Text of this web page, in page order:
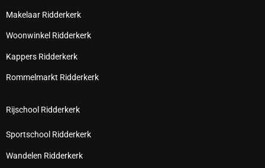
Makelaar Ridderkerk
Woonwinkel Ridderkerk
Kappers Ridderkerk
Rommelmarkt Ridderkerk
Rijschool Ridderkerk
Sportschool Ridderkerk
Wandelen Ridderkerk